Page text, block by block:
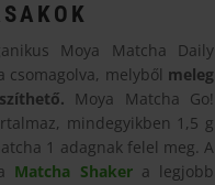
Moya Matcha Daily
csomagolva, melyből meleg
Moya Matcha Go!
mindegyikben 1,5 g
1 adagnak felel meg. A
Matcha Shakera legjobb